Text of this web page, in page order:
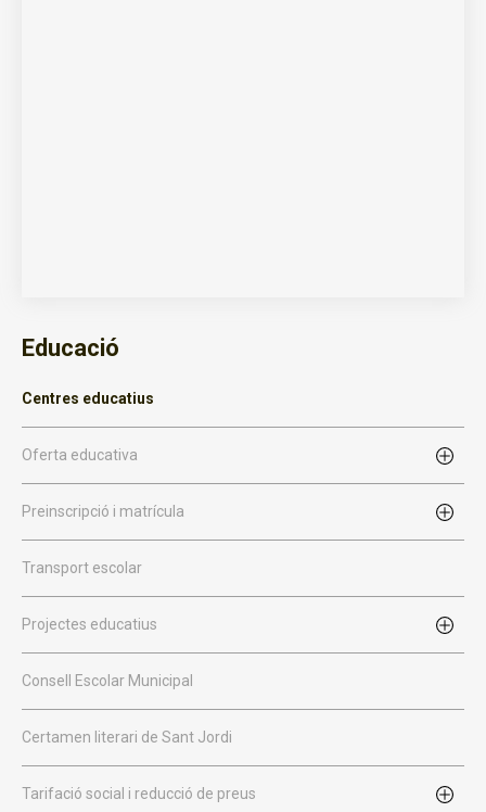
Educació
Centres educatius
Oferta educativa
Preinscripció i matrícula
Transport escolar
Projectes educatius
Consell Escolar Municipal
Certamen literari de Sant Jordi
Tarifació social i reducció de preus